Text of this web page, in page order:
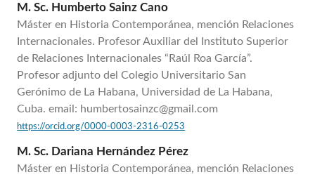
M. Sc. Humberto Sainz Cano
Máster en Historia Contemporánea, mención Relaciones
Internacionales. Profesor Auxiliar del Instituto Superior
de Relaciones Internacionales “Raúl Roa García”.
Profesor adjunto del Colegio Universitario San
Gerónimo de La Habana, Universidad de La Habana,
Cuba. email: humbertosainzc@gmail.com
https://orcid.org/0000-0003-2316-0253
M. Sc. Dariana Hernández Pérez
Máster en Historia Contemporánea, mención Relaciones